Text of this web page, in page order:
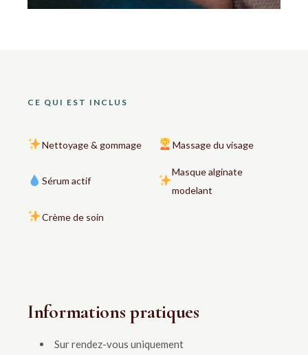
CE QUI EST INCLUS
Nettoyage & gommage Massage du visage
Sérum actif
Masque alginate
modelant
Crème de soin
Informations pratiques
Sur rendez-vous uniquement